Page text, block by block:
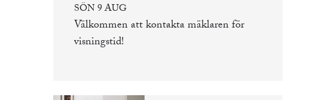
SÖN 9 AUG
Välkommen att kontakta mäklaren för
visningstid!